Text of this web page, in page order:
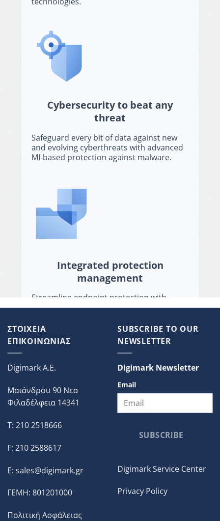
ΣΤΟΙΧΕΙΑ
ΕΠΙΚΟΙΝΩΝΙΑΣ
Digimark A.E.
Μαιάνδρου 90 Νεα
Φιλαδέλφεια 14341
T: 210 2518666
F: 210 2588617
E: sales@digimark.gr
ΓΕΜΗ: 801201000
Πολιτική Ασφάλειας
SUBSCRIBE TO OUR
NEWSLETTER
Digimark Newsletter
Email
SUBSCRIBE
Digimark Service Center
Privacy Policy